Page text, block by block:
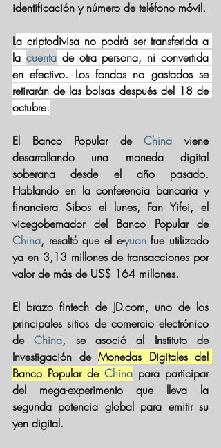
La criptodivisa no podrá ser transferida a
la cuenta de otra persona, ni convertida
en efectivo. Los fondos no gastados se
retirarán de las bolsas después del 18 de
octubre.
El Banco Popular de China viene
desarrollando una moneda digital
soberana desde el año pasado.
Hablando en la conferencia bancaria y
financiera Sibos el lunes, Fan Yifei, el
vicegobernador del Banco Popular de
China, resaltó que el e-yuan fue utilizado
ya en 3,13 millones de transacciones por
valor de más de US$ 164 millones.
El brazo fintech de JD.com, uno de los
principales sitios de comercio electrónico
de China, se asoció al Instituto de
Investigación de Monedas Digitales del
Banco Popular de China para participar
del mega-experimento que lleva la
segunda potencia global para emitir su
yen digital.